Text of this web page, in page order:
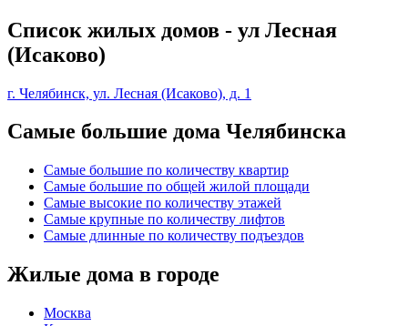
Список жилых домов - ул Лесная
(Исаково)
г. Челябинск, ул. Лесная (Исаково), д. 1
Самые большие дома Челябинска
Самые большие по количеству квартир
Самые большие по общей жилой площади
Самые высокие по количеству этажей
Самые крупные по количеству лифтов
Самые длинные по количеству подъездов
Жилые дома в городе
Москва